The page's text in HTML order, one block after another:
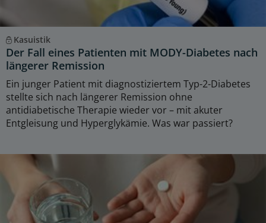
Kasuistik
Der Fall eines Patienten mit MODY-Diabetes nach
längerer Remission
Ein junger Patient mit diagnostiziertem Typ-2-Diabetes
stellte sich nach längerer Remission ohne
antidiabetische Therapie wieder vor – mit akuter
Entgleisung und Hyperglykämie. Was war passiert?